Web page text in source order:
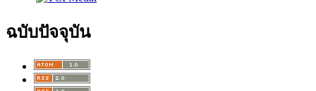
ฉบับปัจจุบัน